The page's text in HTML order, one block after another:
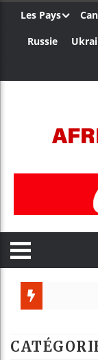
Les Pays
Russie